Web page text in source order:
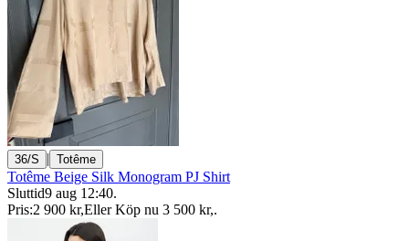
36/S | Totême
Totême Beige Silk Monogram PJ Shirt
Sluttid9 aug 12:40.
Pris:2 900 kr,Eller Köp nu 3 500 kr,.